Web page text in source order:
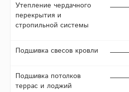
Утепление чердачного
перекрытия и
стропильной системы
Подшивка свесов кровли
Подшивка потолков
террас и лоджий